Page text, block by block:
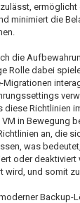
ermöglicht
minimiert die
die
Rolle dabei
Migrationen
diese Richtlinien
in Bewegung
an, die
was
oder deaktiviert
wird, und somit
Backup-